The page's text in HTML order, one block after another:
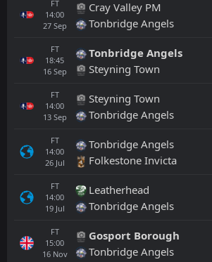
FT
14:00
27 Sep
Cray Valley PM
Tonbridge Angels
FT
18:45
16 Sep
Tonbridge Angels
Steyning Town
FT
14:00
13 Sep
Steyning Town
Tonbridge Angels
FT
14:00
26 Jul
Tonbridge Angels
Folkestone Invicta
FT
14:00
19 Jul
Leatherhead
Tonbridge Angels
FT
15:00
16 Nov
Gosport Borough
Tonbridge Angels